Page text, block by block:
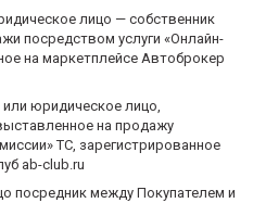
лицо — собственник
посредством услуги «Онлайн-
на маркетплейсе Автоброкер
юридическое лицо,
на продажу
ТС, зарегистрированное
ab-club.ru
посредник между Покупателем и